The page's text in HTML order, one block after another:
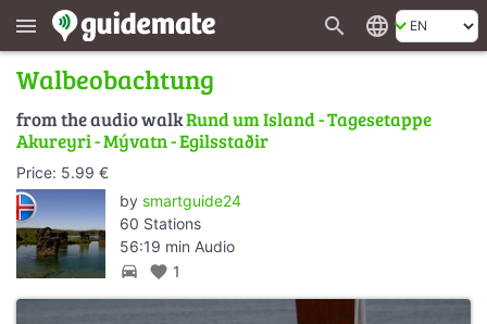
menu search language
Walbeobachtung
from the audio walkRund um Island - Tagesetappe
Akureyri - Mývatn - Egilsstaðir
Price: 5.99 €
by smartguide24
60 Stations
56:19 min Audio
directions_car favorite 1